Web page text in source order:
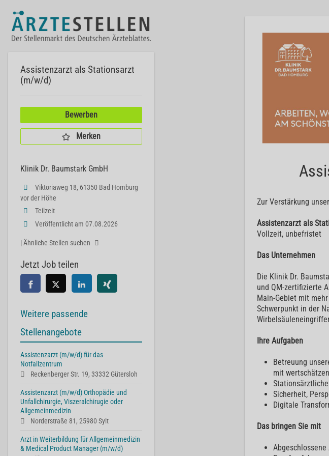
Zur Verstärkung
Assistenzarzt als
Vollzeit, unbefristet
Das Unternehmen
Die Klinik Dr.
und QM-zertifizierte
Main-Gebiet mit
Schwerpunkt in der
Ihre Aufgaben
Betreuung
mit
Sicherheit,
Digitale
Das bringen Sie mit
Assistenzarzt als Stationsarzt
(m/w/d)
Bewerben
Merken
Klinik Dr. Baumstark GmbH
Viktoriaweg 18, 61350 Bad Homburg
vor der Höhe
Teilzeit
Veröffentlicht am 07.08.2026
| Ähnliche Stellen suchen
Jetzt Job teilen
Weitere passende
Stellenangebote
Assistenzarzt (m/w/d) für das
Notfallzentrum
Reckenberger Str. 19, 33332 Gütersloh
Assistenzarzt (m/w/d) Orthopädie und
Unfallchirurgie, Viszeralchirugie oder
Allgemeinmedizin
Norderstraße 81, 25980 Sylt
Arzt in Weiterbildung für Allgemeinmedizin
& Medical Product Manager (m/w/d)